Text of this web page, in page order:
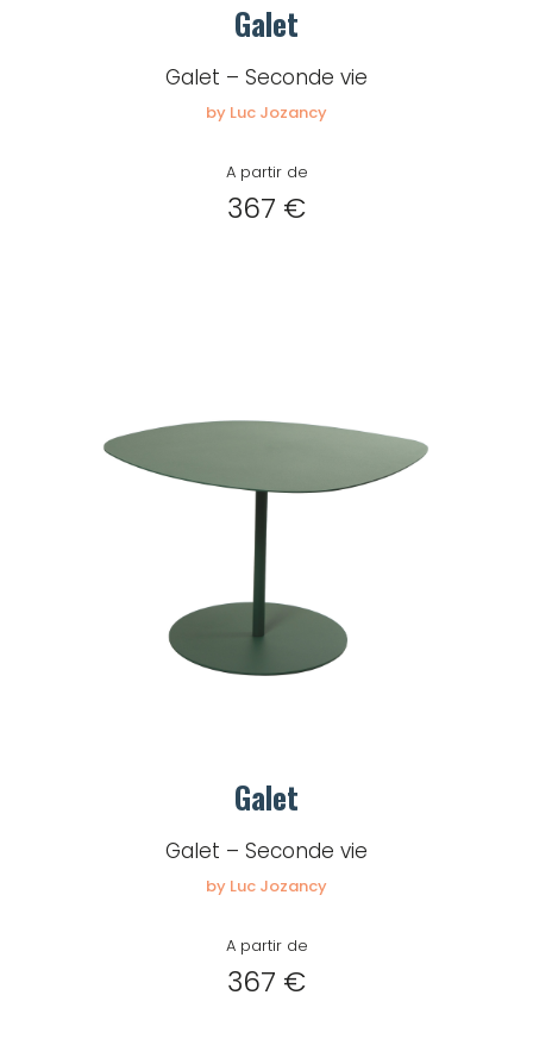
Galet
Galet – Seconde vie
by Luc Jozancy
A partir de
367 €
Galet
Galet – Seconde vie
by Luc Jozancy
A partir de
367 €